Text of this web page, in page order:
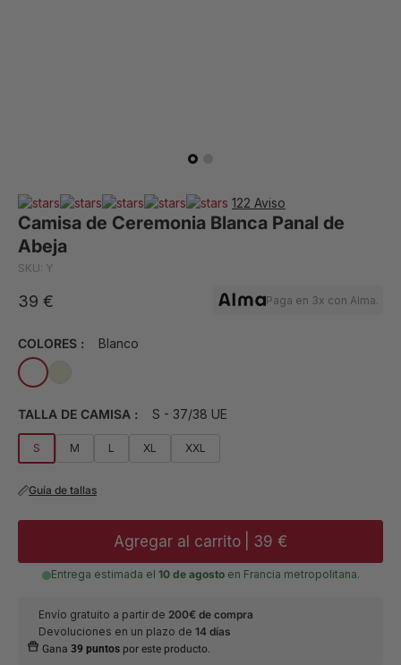
122 Aviso
Camisa de Ceremonia Blanca Panal de
Abeja
SKU: Y
39 € Paga en 3x con Alma.
COLORES : Blanco
TALLA DE CAMISA : S - 37/38 UE
S M L XL XXL
Guía de tallas
Agregar al carrito 39 €
Entrega estimada el 10 de agostoen Francia metropolitana.
Envío gratuito a partir de 200€ de compra
Devoluciones en un plazo de 14 días
Gana39 puntos por este producto.